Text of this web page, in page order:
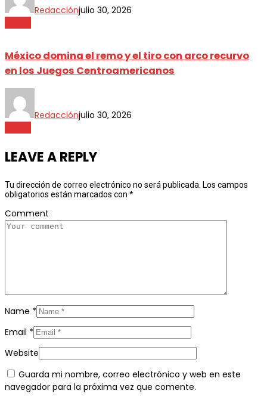
Redacciónjulio 30, 2026
México domina el remo y el tiro con arco recurvo
en los Juegos Centroamericanos
Redacciónjulio 30, 2026
LEAVE A REPLY
Tu dirección de correo electrónico no será publicada. Los campos
obligatorios están marcados con *
Comment
Name *
Email *
Website
Guarda mi nombre, correo electrónico y web en este
navegador para la próxima vez que comente.